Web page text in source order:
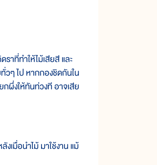
าที่ทำให้ไม้เสียสี และ
วๆ ไป หากกองชิดกันใน
กผึ่งให้ทันท่วงที อาจเสีย
เมื่อนำไม้ มาใช้งาน แม้